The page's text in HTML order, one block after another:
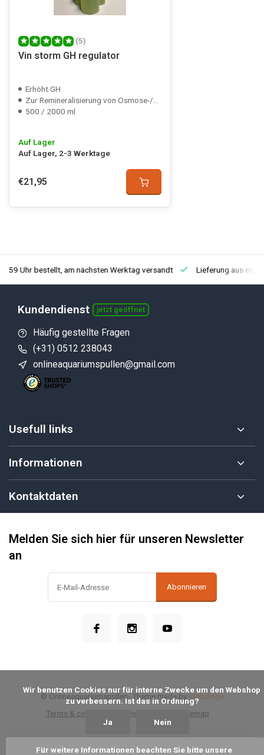
(5)
Vin storm GH regulator
Erhöht GH
Zur Remineralisierung von Osmose-/Regenwasser
500 / 2000 ml
Auf Lager
Auf Lager, 2-3 Werktage
€21,95
Uhr bestellt, am nächsten Werktag versandt Lieferung aus
Kundendienst jetzt geöffnet
Häufig gestellte Fragen
(+31) 0512 238043
onlineaquariumspullen@gmail.com
Usefull links
Informationen
Kontaktdaten
Melden Sie sich hier für unseren Newsletter
an
Abonnieren
Terms & conditions Privacy Policy Sitemap
© Onlineaquariumspullen- Theme made by Webdinge
zu verbessern. Ist das in Ordnung?
Ja Nein
Für weitere Informationen beachten Sie bitte unsere